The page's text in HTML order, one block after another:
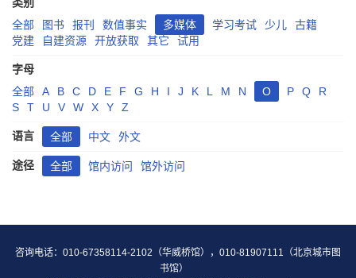
全部
图书 报刊 数值事实 多媒体 学习考试 少儿
古籍
党建
自建资源 开放获取 其它 试用
字母
全部
A B C D E F G H I J K L M N O P Q
R
S
T U V W X Y Z
语言 全部 中文 外文
途径 全部 馆内访问 馆外访问
咨询电话：010-67358114-2102（华威桥馆），010-81907111（北京城市图
书馆）